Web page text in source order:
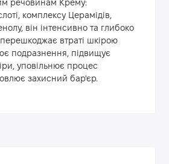
речовинам Крему:
комплексу Церамідів,
він інтенсивно та глибоко
втраті шкірою
подразнення, підвищує
уповільнює процес
захисний бар'єр.